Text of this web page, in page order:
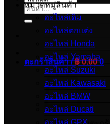
ค้นหา:
ตะกร้าสินค้า /฿0.00 0
หมวดหมู่สินค้า
อะไหล่เดิม
อะไหล่ตกแต่ง
อะไหล่ Honda
อะไหล่ Yamaha
อะไหล่ Suzuki
อะไหล่ Kawasaki
อะไหล่ BMW
อะไหล่ Ducati
อะไหล่ GPX